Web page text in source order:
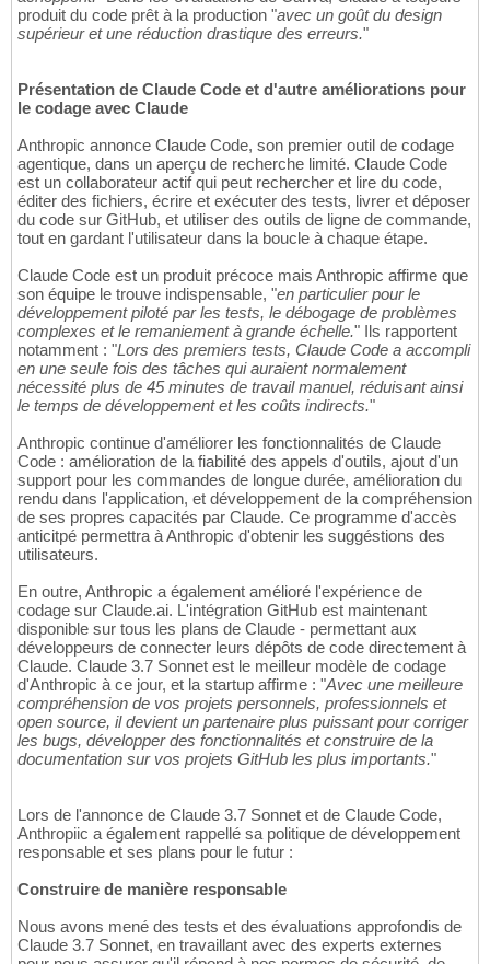
produit du code prêt à la production "avec un goût du design
supérieur et une réduction drastique des erreurs."
Présentation de Claude Code et d'autre améliorations pour
le codage avec Claude
Anthropic annonce Claude Code, son premier outil de codage
agentique, dans un aperçu de recherche limité. Claude Code
est un collaborateur actif qui peut rechercher et lire du code,
éditer des fichiers, écrire et exécuter des tests, livrer et déposer
du code sur GitHub, et utiliser des outils de ligne de commande,
tout en gardant l'utilisateur dans la boucle à chaque étape.
Claude Code est un produit précoce mais Anthropic affirme que
son équipe le trouve indispensable, "en particulier pour le
développement piloté par les tests, le débogage de problèmes
complexes et le remaniement à grande échelle." Ils rapportent
notamment : "Lors des premiers tests, Claude Code a accompli
en une seule fois des tâches qui auraient normalement
nécessité plus de 45 minutes de travail manuel, réduisant ainsi
le temps de développement et les coûts indirects."
Anthropic continue d'améliorer les fonctionnalités de Claude
Code : amélioration de la fiabilité des appels d'outils, ajout d'un
support pour les commandes de longue durée, amélioration du
rendu dans l'application, et développement de la compréhension
de ses propres capacités par Claude. Ce programme d'accès
anticitpé permettra à Anthropic d'obtenir les suggéstions des
utilisateurs.
En outre, Anthropic a également amélioré l'expérience de
codage sur Claude.ai. L'intégration GitHub est maintenant
disponible sur tous les plans de Claude - permettant aux
développeurs de connecter leurs dépôts de code directement à
Claude. Claude 3.7 Sonnet est le meilleur modèle de codage
d'Anthropic à ce jour, et la startup affirme : "Avec une meilleure
compréhension de vos projets personnels, professionnels et
open source, il devient un partenaire plus puissant pour corriger
les bugs, développer des fonctionnalités et construire de la
documentation sur vos projets GitHub les plus importants."
Lors de l'annonce de Claude 3.7 Sonnet et de Claude Code,
Anthropiic a également rappellé sa politique de développement
responsable et ses plans pour le futur :
Construire de manière responsable
Nous avons mené des tests et des évaluations approfondis de
Claude 3.7 Sonnet, en travaillant avec des experts externes